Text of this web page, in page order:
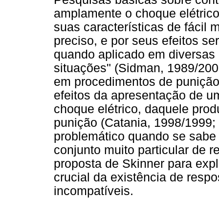
amplamente o choque
suas características de fácil
preciso, e por seus efeitos
quando aplicado em
situações" (Sidman, 1989/
em procedimentos de
efeitos da apresentação de
choque elétrico, daquele
punição (Catania, 1998/
problemático quando se
conjunto muito particular de
proposta de Skinner para
crucial da existência de
incompatíveis.